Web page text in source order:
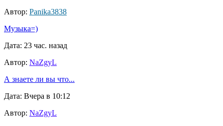
Автор: Panika3838
Музыка=)
Дата: 23 час. назад
Автор: NaZgyL
А знаете ли вы что...
Дата: Вчера в 10:12
Автор: NaZgyL